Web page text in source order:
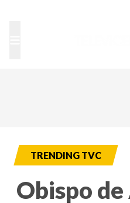
TRENDING TVC
Obispo